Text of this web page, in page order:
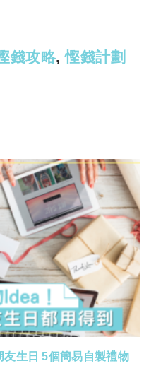
k
p
錢攻略, 慳錢計劃
友生日 5個簡易自製禮物